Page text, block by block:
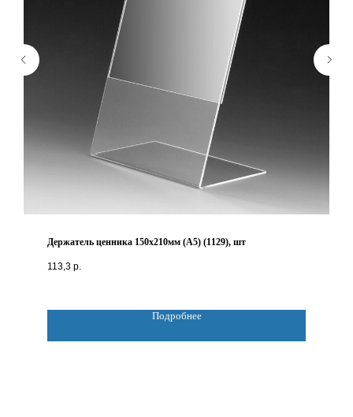
Держатель ценника 150х210мм (А5) (1129), шт
113,3 р.
Подробнее